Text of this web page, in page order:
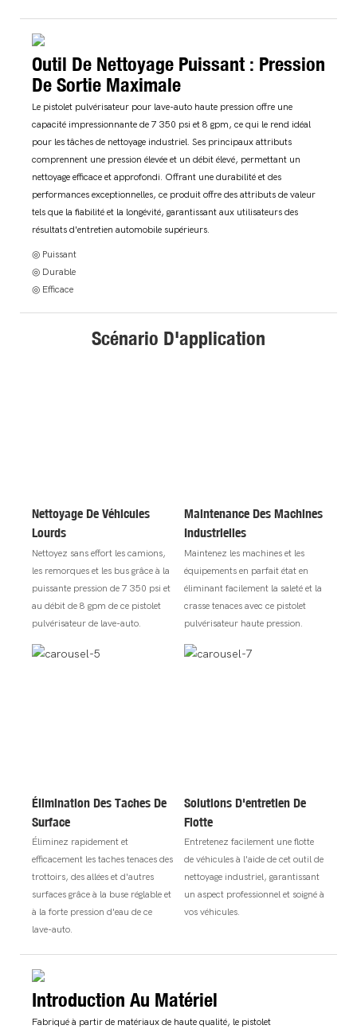
Outil De Nettoyage Puissant : Pression
De Sortie Maximale
Le pistolet pulvérisateur pour lave-auto haute pression offre une
capacité impressionnante de 7 350 psi et 8 gpm, ce qui le rend idéal
pour les tâches de nettoyage industriel. Ses principaux attributs
comprennent une pression élevée et un débit élevé, permettant un
nettoyage efficace et approfondi. Offrant une durabilité et des
performances exceptionnelles, ce produit offre des attributs de valeur
tels que la fiabilité et la longévité, garantissant aux utilisateurs des
résultats d'entretien automobile supérieurs.
◎ Puissant
◎ Durable
◎ Efficace
Scénario D'application
Nettoyage De Véhicules
Lourds
Nettoyez sans effort les camions,
les remorques et les bus grâce à la
puissante pression de 7 350 psi et
au débit de 8 gpm de ce pistolet
pulvérisateur de lave-auto.
Maintenance Des Machines
Industrielles
Maintenez les machines et les
équipements en parfait état en
éliminant facilement la saleté et la
crasse tenaces avec ce pistolet
pulvérisateur haute pression.
Élimination Des Taches De
Surface
Éliminez rapidement et
efficacement les taches tenaces des
trottoirs, des allées et d'autres
surfaces grâce à la buse réglable et
à la forte pression d'eau de ce
lave-auto.
Solutions D'entretien De
Flotte
Entretenez facilement une flotte
de véhicules à l'aide de cet outil de
nettoyage industriel, garantissant
un aspect professionnel et soigné à
vos véhicules.
Introduction Au Matériel
Fabriqué à partir de matériaux de haute qualité, le pistolet